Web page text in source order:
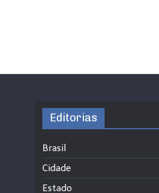
Editorias
Brasil
Cidade
Estado